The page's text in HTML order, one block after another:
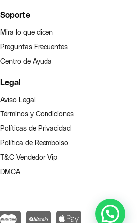
Soporte
Mira lo que dicen
Preguntas Frecuentes
Centro de Ayuda
Legal
Aviso Legal
Términos y Condiciones
Políticas de Privacidad
Política de Reembolso
T&C Vendedor Vip
DMCA